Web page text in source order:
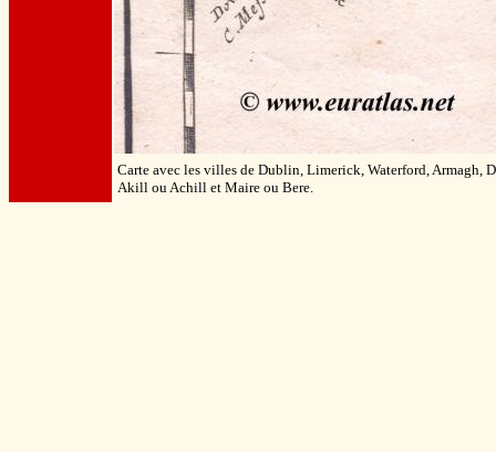
Carte avec les villes de Dublin, Limerick, Waterford, Armagh,
Akill ou Achill et Maire ou Bere.